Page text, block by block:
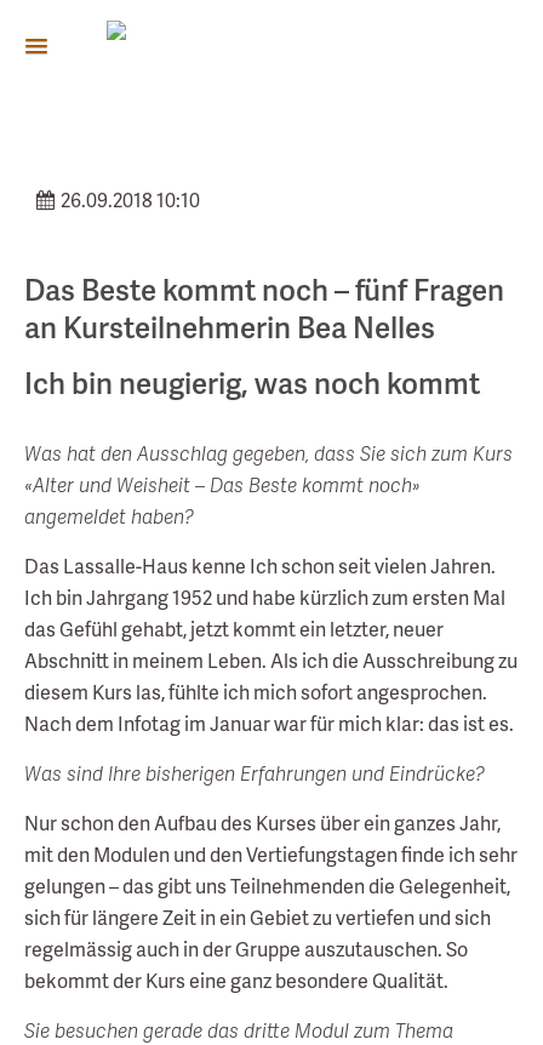
26.09.2018 10:10
Das Beste kommt noch – fünf Fragen
an Kursteilnehmerin Bea Nelles
Ich bin neugierig, was noch kommt
Was hat den Ausschlag gegeben, dass Sie sich zum Kurs
«Alter und Weisheit – Das Beste kommt noch»
angemeldet haben?
Das Lassalle-Haus kenne Ich schon seit vielen Jahren.
Ich bin Jahrgang 1952 und habe kürzlich zum ersten Mal
das Gefühl gehabt, jetzt kommt ein letzter, neuer
Abschnitt in meinem Leben. Als ich die Ausschreibung zu
diesem Kurs las, fühlte ich mich sofort angesprochen.
Nach dem Infotag im Januar war für mich klar: das ist es.
Was sind Ihre bisherigen Erfahrungen und Eindrücke?
Nur schon den Aufbau des Kurses über ein ganzes Jahr,
mit den Modulen und den Vertiefungstagen finde ich sehr
gelungen – das gibt uns Teilnehmenden die Gelegenheit,
sich für längere Zeit in ein Gebiet zu vertiefen und sich
regelmässig auch in der Gruppe auszutauschen. So
bekommt der Kurs eine ganz besondere Qualität.
Sie besuchen gerade das dritte Modul zum Thema